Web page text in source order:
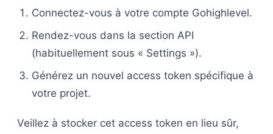
Connectez-vous à votre compte Gohighlevel.
Rendez-vous dans la section API
(habituellement sous « Settings »).
Générez un nouvel access token spécifique à
votre projet.
Veillez à stocker cet access token en lieu sûr,